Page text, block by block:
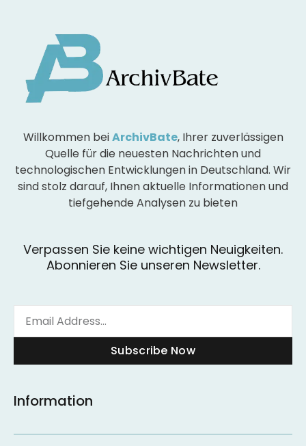
Willkommen beiArchivBate, Ihrer zuverlässigen
Quelle für die neuesten Nachrichten und
technologischen Entwicklungen in Deutschland. Wir
sind stolz darauf, Ihnen aktuelle Informationen und
tiefgehende Analysen zu bieten
Verpassen Sie keine wichtigen Neuigkeiten.
Abonnieren Sie unseren Newsletter.
Subscribe Now
Information